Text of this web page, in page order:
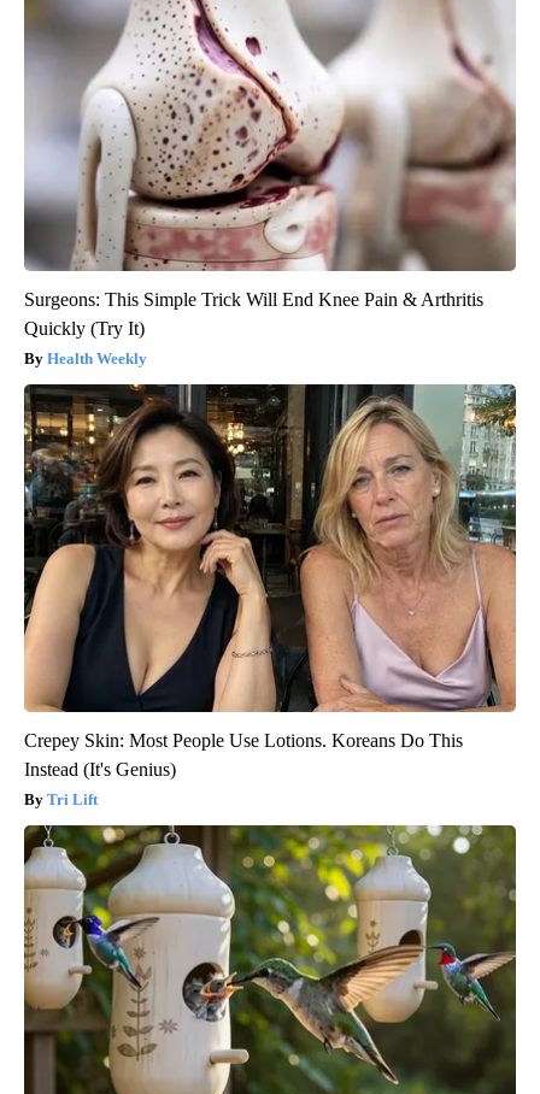
Surgeons: This Simple Trick Will End Knee Pain & Arthritis
Quickly (Try It)
Health Weekly
Crepey Skin: Most People Use Lotions. Koreans Do This
Instead (It's Genius)
Tri Lift